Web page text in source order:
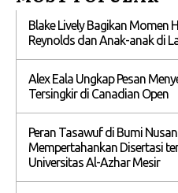
Blake Lively Bagikan Momen
Reynolds dan Anak-anak di
Alex Eala Ungkap Pesan
Tersingkir di Canadian Open
Peran Tasawuf di Bumi
Mempertahankan Disertasi
Universitas Al-Azhar Mesir